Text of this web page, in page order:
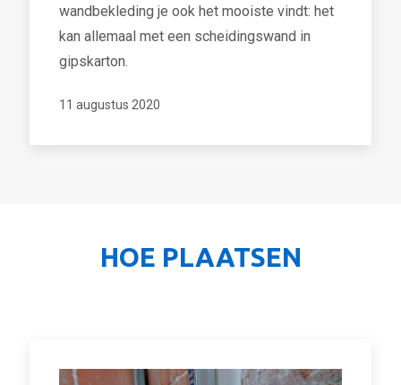
wandbekleding je ook het mooiste vindt: het
kan allemaal met een scheidingswand in
gipskarton.
11 augustus 2020
HOE PLAATSEN